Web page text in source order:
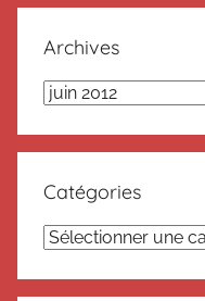
Archives
Archives
Catégories
Catégories